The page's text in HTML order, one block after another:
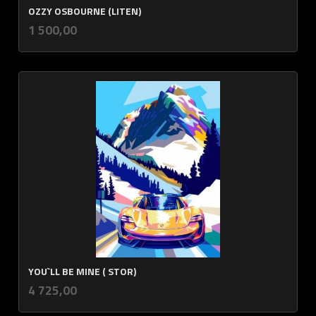
OZZY OSBOURNE (LITEN)
Pris
1 500,00mva.
YOU`LL BE MINE ( STOR)
Pris
4 725,00mva.